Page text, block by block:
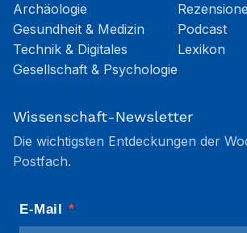
Archäologie
Gesundheit & Medizin
Technik & Digitales
Gesellschaft & Psychologie
Podcast
Lexikon
Wissenschaft-Newsletter
Die wichtigsten Entdeckungen der
Postfach.